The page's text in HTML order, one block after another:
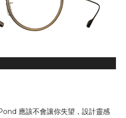
應該不會讓你失望，設計靈感